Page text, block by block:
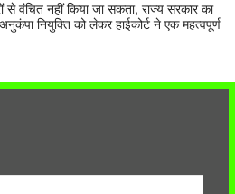
से वंचित नहीं किया जा सकता, राज्य सरकार का
नियुक्ति को लेकर हाईकोर्ट ने एक महत्वपूर्ण